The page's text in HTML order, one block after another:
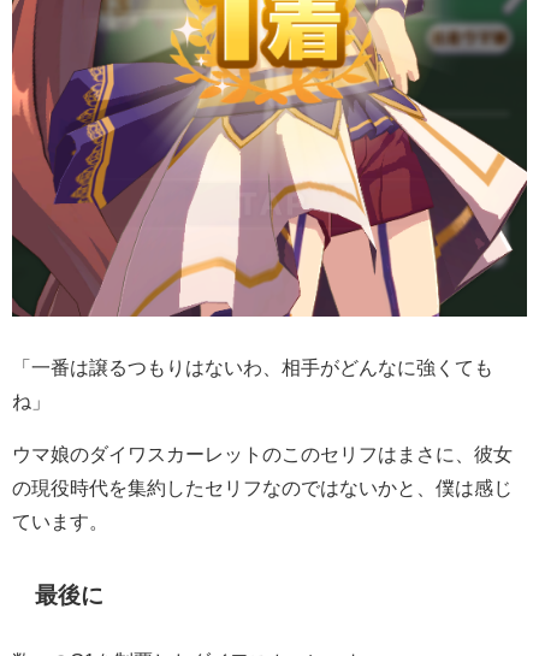
「一番は譲るつもりはないわ、相手がどんなに強くても
ね」
ウマ娘のダイワスカーレットのこのセリフはまさに、彼女
の現役時代を集約したセリフなのではないかと、僕は感じ
ています。
最後に